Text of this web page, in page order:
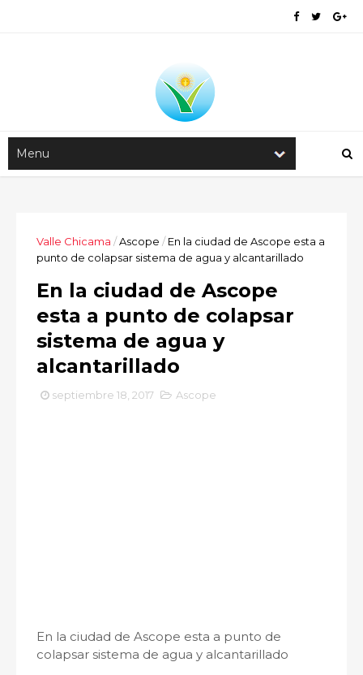
Valle Chicama /Ascope / En la ciudad de Ascope esta a
punto de colapsar sistema de agua y alcantarillado
En la ciudad de Ascope
esta a punto de colapsar
sistema de agua y
alcantarillado
septiembre 18, 2017 Ascope
En la ciudad de Ascope esta a punto de
colapsar sistema de agua y alcantarillado